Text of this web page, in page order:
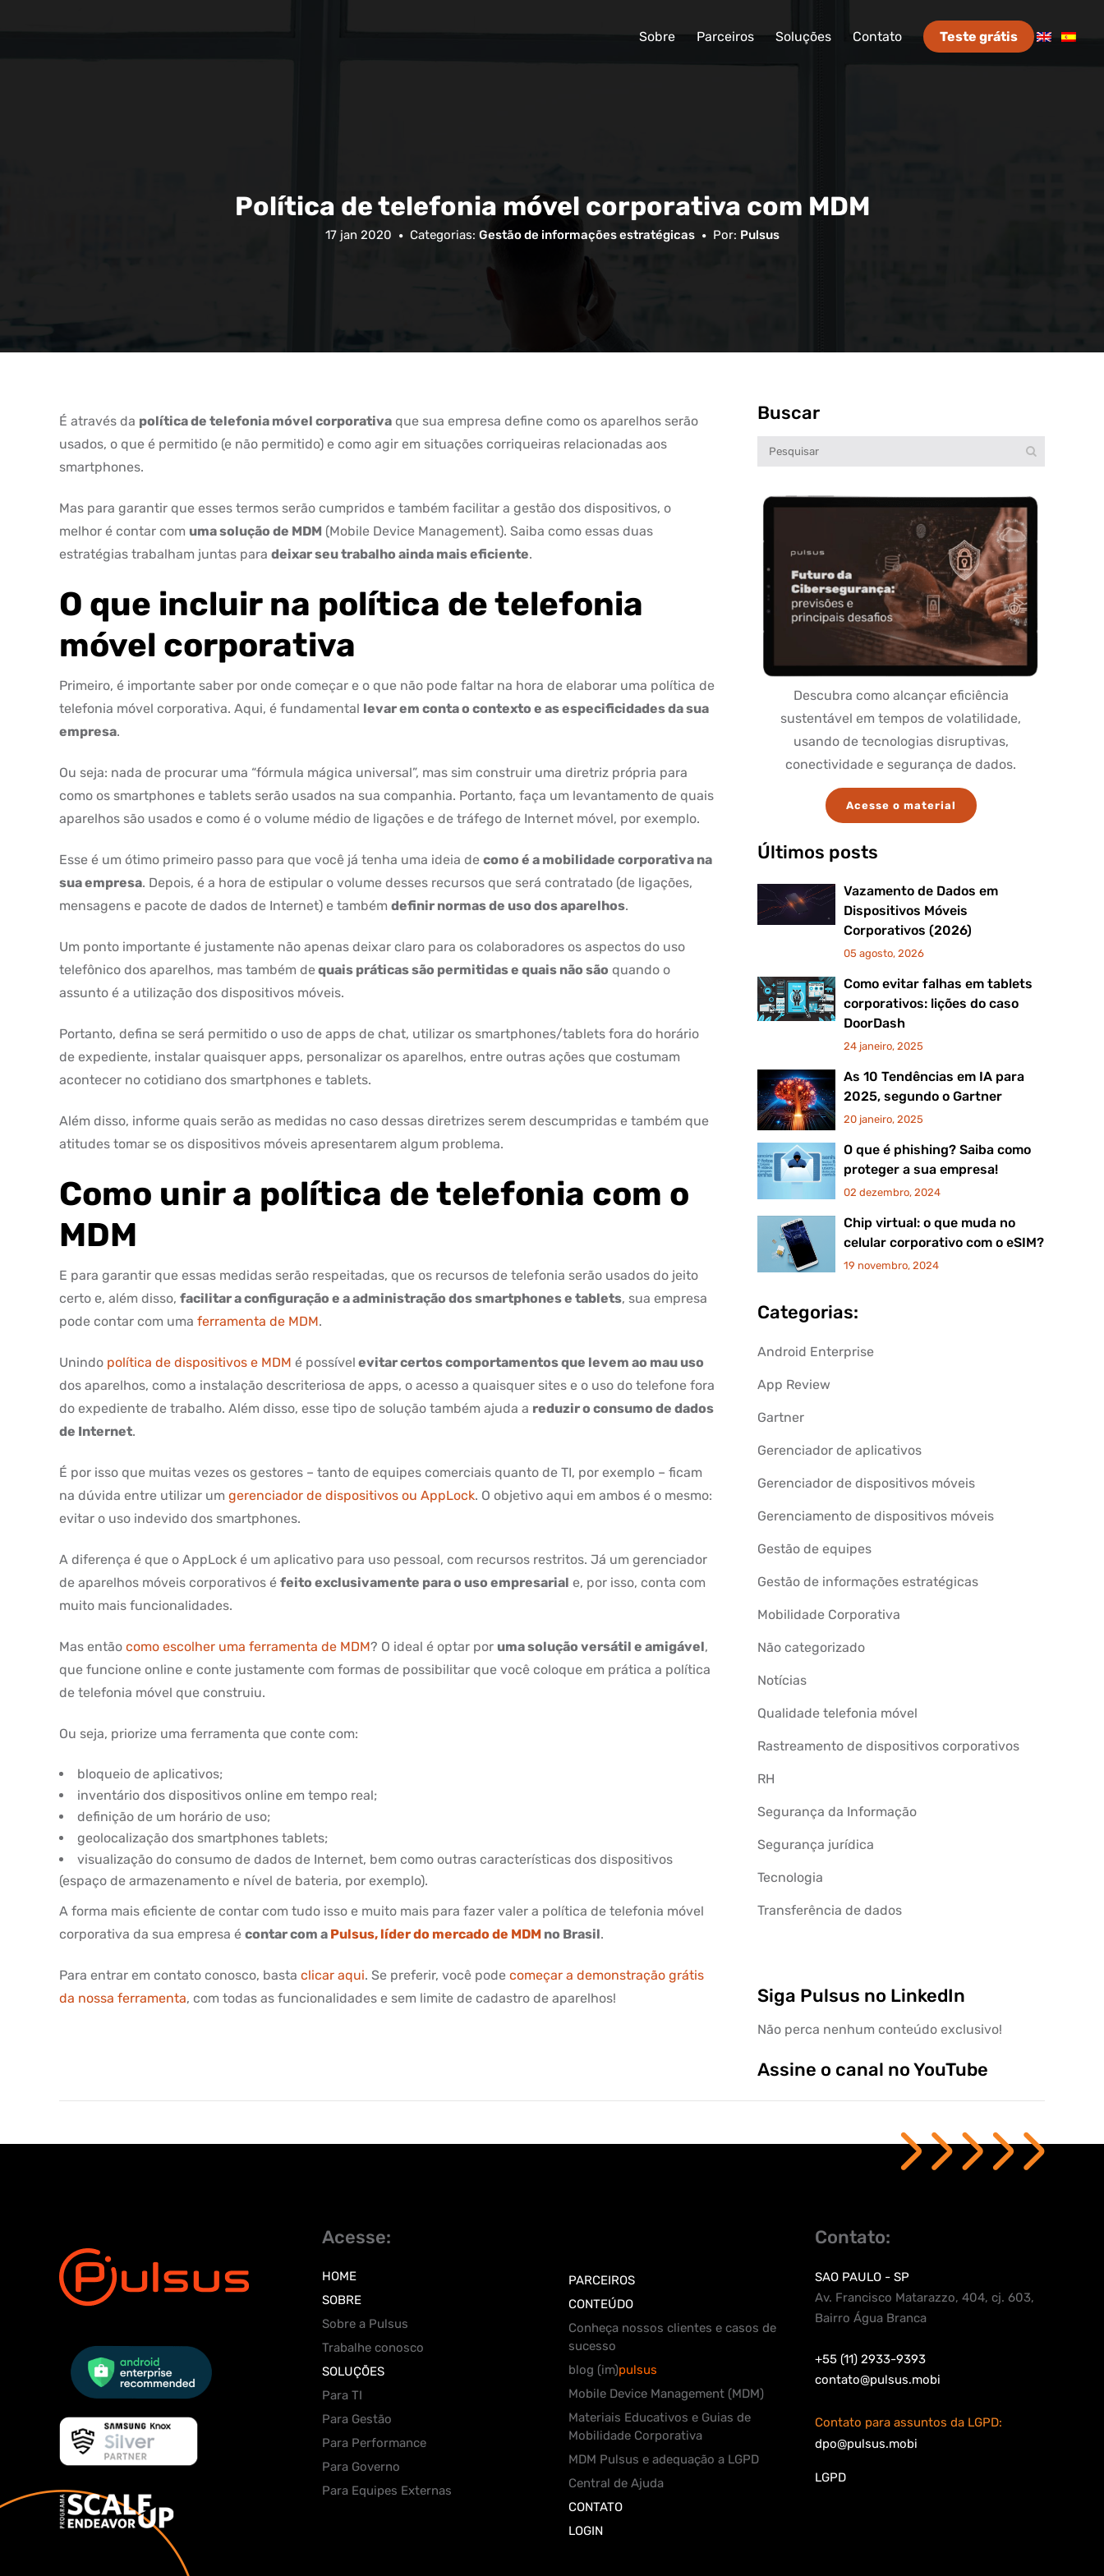
Sobre Parceiros Soluções Contato Teste grátis
Política de telefonia móvel corporativa com MDM
17 jan 2020 Categorias: Gestão de informações estratégicas Por: Pulsus
É através da política de telefonia móvel corporativa que sua empresa define como os aparelhos serão
usados, o que é permitido (e não permitido) e como agir em situações corriqueiras relacionadas aos
smartphones.
Mas para garantir que esses termos serão cumpridos e também facilitar a gestão dos dispositivos, o
melhor é contar com uma solução de MDM (Mobile Device Management). Saiba como essas duas
estratégias trabalham juntas para deixar seu trabalho ainda mais eficiente.
O que incluir na política de telefonia
móvel corporativa
Primeiro, é importante saber por onde começar e o que não pode faltar na hora de elaborar uma política de
telefonia móvel corporativa. Aqui, é fundamental levar em conta o contexto e as especificidades da sua
empresa.
Ou seja: nada de procurar uma “fórmula mágica universal”, mas sim construir uma diretriz própria para
como os smartphones e tablets serão usados na sua companhia. Portanto, faça um levantamento de quais
aparelhos são usados e como é o volume médio de ligações e de tráfego de Internet móvel, por exemplo.
Esse é um ótimo primeiro passo para que você já tenha uma ideia de como é a mobilidade corporativa na
sua empresa. Depois, é a hora de estipular o volume desses recursos que será contratado (de ligações,
mensagens e pacote de dados de Internet) e também definir normas de uso dos aparelhos.
Um ponto importante é justamente não apenas deixar claro para os colaboradores os aspectos do uso
telefônico dos aparelhos, mas também dequais práticas são permitidas e quais não são quando o
assunto é a utilização dos dispositivos móveis.
Portanto, defina se será permitido o uso de apps de chat, utilizar os smartphones/tablets fora do horário
de expediente, instalar quaisquer apps, personalizar os aparelhos, entre outras ações que costumam
acontecer no cotidiano dos smartphones e tablets.
Além disso, informe quais serão as medidas no caso dessas diretrizes serem descumpridas e também que
atitudes tomar se os dispositivos móveis apresentarem algum problema.
Como unir a política de telefonia com o
MDM
E para garantir que essas medidas serão respeitadas, que os recursos de telefonia serão usados do jeito
certo e, além disso, facilitar a configuração e a administração dos smartphones e tablets, sua empresa
pode contar com uma ferramenta de MDM.
Unindo política de dispositivos e MDM é possível evitar certos comportamentos que levem ao mau uso
dos aparelhos, como a instalação descriteriosa de apps, o acesso a quaisquer sites e o uso do telefone fora
do expediente de trabalho. Além disso, esse tipo de solução também ajuda a reduzir o consumo de dados
de Internet.
É por isso que muitas vezes os gestores – tanto de equipes comerciais quanto de TI, por exemplo – ficam
na dúvida entre utilizar um gerenciador de dispositivos ou AppLock. O objetivo aqui em ambos é o mesmo:
evitar o uso indevido dos smartphones.
A diferença é que o AppLock é um aplicativo para uso pessoal, com recursos restritos. Já um gerenciador
de aparelhos móveis corporativos é feito exclusivamente para o uso empresarial e, por isso, conta com
muito mais funcionalidades.
Mas então como escolher uma ferramenta de MDM? O ideal é optar por uma solução versátil e amigável,
que funcione online e conte justamente com formas de possibilitar que você coloque em prática a política
de telefonia móvel que construiu.
Ou seja, priorize uma ferramenta que conte com:
bloqueio de aplicativos;
inventário dos dispositivos online em tempo real;
definição de um horário de uso;
geolocalização dos smartphones tablets;
visualização do consumo de dados de Internet, bem como outras características dos dispositivos
(espaço de armazenamento e nível de bateria, por exemplo).
A forma mais eficiente de contar com tudo isso e muito mais para fazer valer a política de telefonia móvel
corporativa da sua empresa é contar com a Pulsus, líder do mercado de MDM no Brasil.
Para entrar em contato conosco, basta clicar aqui. Se preferir, você pode começar a demonstração grátis
da nossa ferramenta, com todas as funcionalidades e sem limite de cadastro de aparelhos!
Buscar
Descubra como alcançar eficiência
sustentável em tempos de volatilidade,
usando de tecnologias disruptivas,
conectividade e segurança de dados.
Acesse o material
Últimos posts
Vazamento de Dados em
Dispositivos Móveis
Corporativos (2026)
05 agosto, 2026
Como evitar falhas em tablets
corporativos: lições do caso
DoorDash
24 janeiro, 2025
As 10 Tendências em IA para
2025, segundo o Gartner
20 janeiro, 2025
O que é phishing? Saiba como
proteger a sua empresa!
02 dezembro, 2024
Chip virtual: o que muda no
celular corporativo com o eSIM?
19 novembro, 2024
Categorias:
Android Enterprise
App Review
Gartner
Gerenciador de aplicativos
Gerenciador de dispositivos móveis
Gerenciamento de dispositivos móveis
Gestão de equipes
Gestão de informações estratégicas
Mobilidade Corporativa
Não categorizado
Notícias
Qualidade telefonia móvel
Rastreamento de dispositivos corporativos
RH
Segurança da Informação
Segurança jurídica
Tecnologia
Transferência de dados
Siga Pulsus no LinkedIn
Não perca nenhum conteúdo exclusivo!
Assine o canal no YouTube
Acesse:
HOME
SOBRE
Sobre a Pulsus
Trabalhe conosco
SOLUÇÕES
Para TI
Para Gestão
Para Performance
Para Governo
Para Equipes Externas
PARCEIROS
CONTEÚDO
Conheça nossos clientes e casos de
sucesso
blog (im)pulsus
Mobile Device Management (MDM)
Materiais Educativos e Guias de
Mobilidade Corporativa
MDM Pulsus e adequação a LGPD
Central de Ajuda
CONTATO
LOGIN
Contato:
SAO PAULO - SP
Av. Francisco Matarazzo, 404, cj. 603,
Bairro Água Branca
+55 (11) 2933-9393
contato@pulsus.mobi
Contato para assuntos da LGPD:
dpo@pulsus.mobi
LGPD